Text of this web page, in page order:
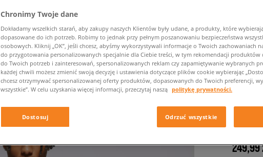
NIKE
męskie,
249,99
Chronimy Twoje dane
Dokładamy wszelkich starań, aby zakupy naszych Klientów były udane, a produkty, które
dopasowane do ich potrzeb. Robimy to jednak przy pełnym poszanowaniu bezpieczeństwa
osobowych. Kliknij „OK”, jeśli chcesz, abyśmy wykorzystywali informacje o Twoich zachowaniach
do przygotowania personalizowanych specjalnie dla Ciebie treści, w tym rekomendacji produktów
do Twoich potrzeb i zainteresowań, spersonalizowanych reklam czy zapamiętywanie wybranych
każdej chwili możesz zmienić swoją decyzję i ustawienia dotyczące plików cookie wybierając
chcesz otrzymywać spersonalizowanej oferty produktów, dopasowanych do Twoich preferencji,
wszystkie”. W celu uzyskania więcej informacji, przeczytaj naszą politykę prywatności.
Dostosuj Odrzuć wszystkie